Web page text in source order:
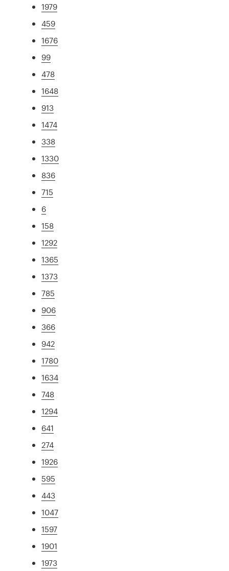
1979
459
1676
99
478
1648
913
1474
338
1330
836
715
6
158
1292
1365
1373
785
906
366
942
1780
1634
748
1294
641
274
1926
595
443
1047
1597
1901
1973